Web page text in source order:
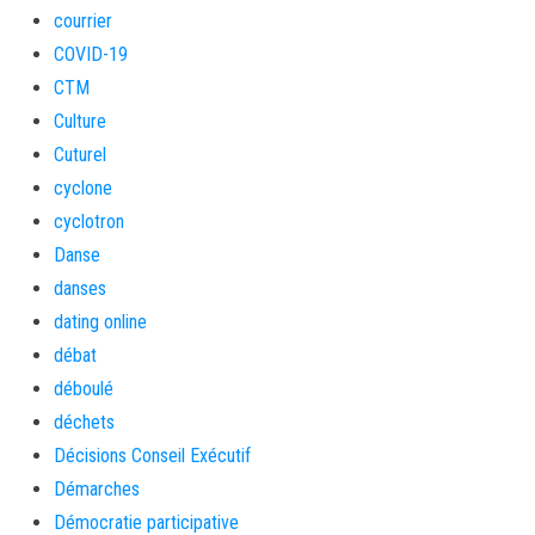
courrier
COVID-19
CTM
Culture
Cuturel
cyclone
cyclotron
Danse
danses
dating online
débat
déboulé
déchets
Décisions Conseil Exécutif
Démarches
Démocratie participative